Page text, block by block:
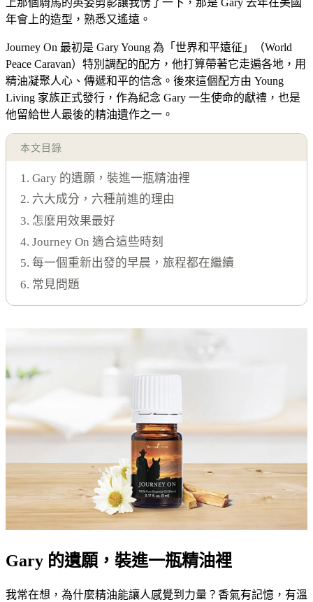
年會上的造型，熟悉又遙遠。
Journey On 最初是 Gary Young 為「世界和平遠征」（World
Peace Caravan）特別調配的配方，他打算帶著它走遍各地，用
精油凝聚人心、傳遞和平的信念。後來這個配方由 Young
Living 家族正式發行，作為紀念 Gary 一生使命的獻禮，也是
他留給世人最後的精油遺作之一。
本文目錄
1. Gary 的遺願，裝進一瓶精油裡
2. 六大成分，六種前進的理由
3. 怎麼用效果最好
4. Journey On 適合這些時刻
5. 每一個重新出發的早晨，旅程都在繼續
6. 常見問題
Gary 的遺願，裝進一瓶精油裡
我常在想，為什麼精油能讓人感覺到力量？香氣有記憶，有溫